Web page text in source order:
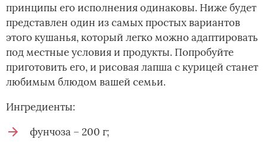
принципы его исполнения одинаковы. Ниже будет
представлен один из самых простых вариантов
этого кушанья, который легко можно адаптировать
под местные условия и продукты. Попробуйте
приготовить его, и рисовая лапша с курицей станет
любимым блюдом вашей семьи.
Ингредиенты:
фунчоза – 200 г;